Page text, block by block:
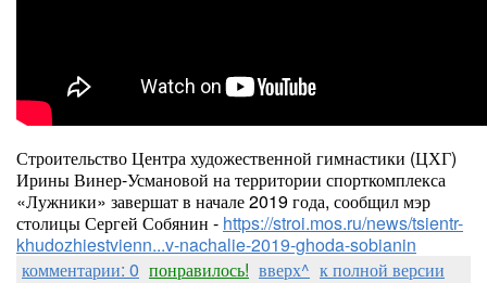
Строительство Центра художественной гимнастики (ЦХГ)
Ирины Винер-Усмановой на территории спорткомплекса
«Лужники» завершат в начале 2019 года, сообщил мэр
столицы Сергей Собянин - https://stroi.mos.ru/news/tsientr-
khudozhiestvienn...v-nachalie-2019-ghoda-sobianin
комментарии: 0 понравилось! вверх^ к полной версии